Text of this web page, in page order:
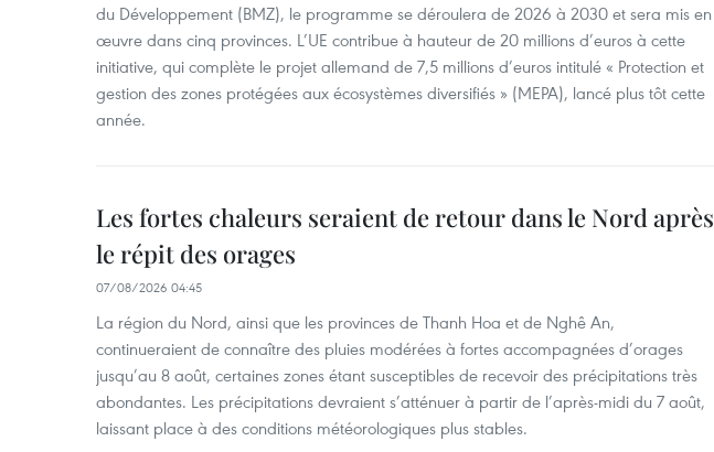
du Développement (BMZ), le programme se déroulera de 2026 à 2030 et sera mis en
œuvre dans cinq provinces. L’UE contribue à hauteur de 20 millions d’euros à cette
initiative, qui complète le projet allemand de 7,5 millions d’euros intitulé « Protection et
gestion des zones protégées aux écosystèmes diversifiés » (MEPA), lancé plus tôt cette
année.
Les fortes chaleurs seraient de retour dans le Nord après
le répit des orages
07/08/2026 04:45
La région du Nord, ainsi que les provinces de Thanh Hoa et de Nghê An,
continueraient de connaître des pluies modérées à fortes accompagnées d’orages
jusqu’au 8 août, certaines zones étant susceptibles de recevoir des précipitations très
abondantes. Les précipitations devraient s’atténuer à partir de l’après-midi du 7 août,
laissant place à des conditions météorologiques plus stables.